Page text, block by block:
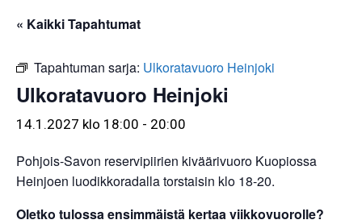
« Kaikki Tapahtumat
Tapahtuman sarja: Ulkoratavuoro Heinjoki
Ulkoratavuoro Heinjoki
14.1.2027 klo 18:00 - 20:00
Pohjois-Savon reservipiirien kiväärivuoro Kuopiossa
Heinjoen luodikkoradalla torstaisin klo 18-20.
Oletko tulossa ensimmäistä kertaa viikkovuorolle?